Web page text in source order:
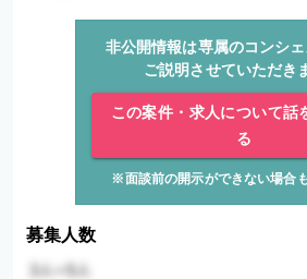
非公開情報は専属のコンシ
ご説明させていただき
この案件・求人について話
る
※面談前の開示ができない場合も
募集人数